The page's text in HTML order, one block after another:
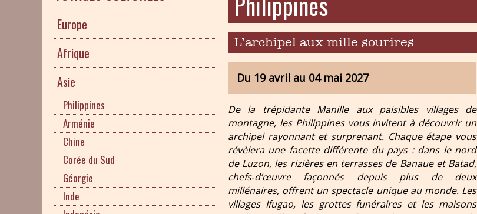
Europe
Afrique
Asie
Philippines
Arménie
Chine
Corée du Sud
Géorgie
Inde
L’archipel aux mille sourires
Du 19 avril au 04 mai 2027
De la trépidante Manille aux paisibles villages de
montagne, les Philippines vous invitent à découvrir un
archipel rayonnant et surprenant. Chaque étape vous
révèlera une facette différente du pays : dans le nord
de Luzon, les rizières en terrasses de Banaue et Batad,
chefs‑d’œuvre façonnés depuis plus de deux
millénaires, offrent un spectacle unique au monde. Les
villages Ifugao, les grottes funéraires et les maisons